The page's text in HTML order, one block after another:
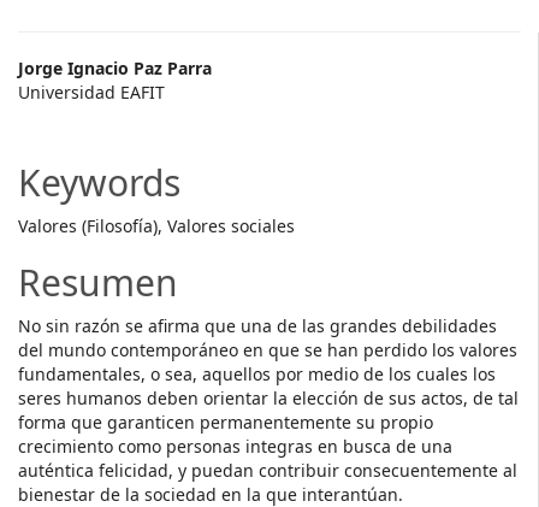
Main
Article
Jorge Ignacio Paz Parra
Universidad EAFIT
Keywords
Valores (Filosofía), Valores sociales
Resumen
No sin razón se afirma que una de las grandes debilidades
del mundo contemporáneo en que se han perdido los valores
fundamentales, o sea, aquellos por medio de los cuales los
seres humanos deben orientar la elección de sus actos, de tal
forma que garanticen permanentemente su propio
crecimiento como personas integras en busca de una
auténtica felicidad, y puedan contribuir consecuentemente al
bienestar de la sociedad en la que interantúan.